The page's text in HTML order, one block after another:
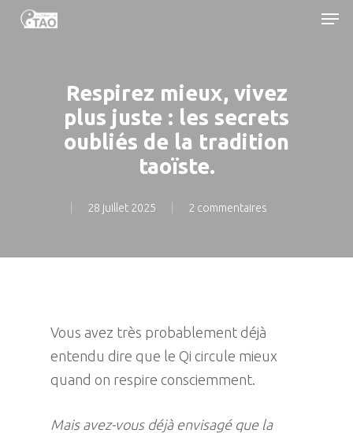
Skip
Respirez mieux, vivez
plus juste : les secrets
oubliés de la tradition
taoïste.
28 juillet 2025 2 commentaires
Vous avez très probablement déjà
entendu dire que le Qi circule mieux
quand on respire consciemment.
Mais avez-vous déjà envisagé que la